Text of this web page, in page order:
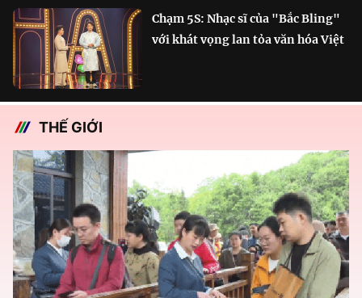
Chạm 5S: Nhạc sĩ của "Bắc Bling"
với khát vọng lan tỏa văn hóa Việt
THẾ GIỚI